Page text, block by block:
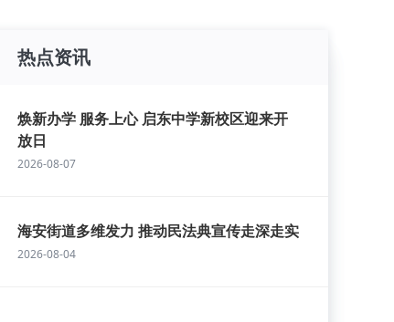
热点资讯
焕新办学 服务上心 启东中学新校区迎来开
放日
2026-08-07
海安街道多维发力 推动民法典宣传走深走实
2026-08-04